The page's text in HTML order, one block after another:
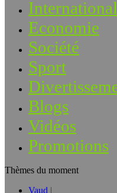
International
Economie
Société
Sport
Blogs
Vidéos
Promotions
Thèmes du moment
Vaud